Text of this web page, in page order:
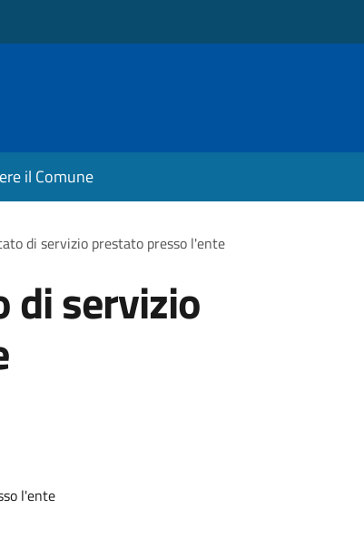
il Comune
di servizio prestato presso l'ente
di servizio
l'ente